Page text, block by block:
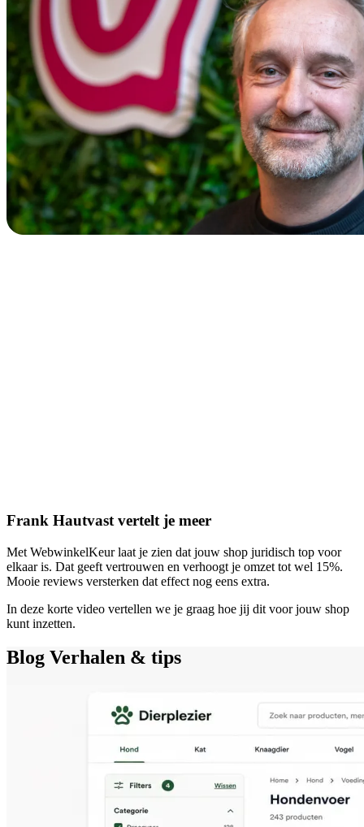
Frank Hautvast vertelt je meer
Met WebwinkelKeur laat je zien dat jouw shop juridisch top voor
elkaar is. Dat geeft vertrouwen en verhoogt je omzet tot wel 15%.
Mooie reviews versterken dat effect nog eens extra.
In deze korte video vertellen we je graag hoe jij dit voor jouw shop
kunt inzetten.
Blog Verhalen & tips